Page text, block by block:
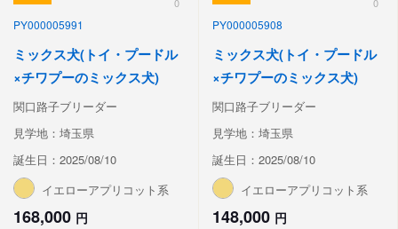
PY000005991
ミックス犬(トイ・プードル
×チワプーのミックス犬)
関口路子ブリーダー
見学地：埼玉県
誕生日：2025/08/10
イエローアプリコット系
168,000 円
PY000005908
ミックス犬(トイ・プードル
×チワプーのミックス犬)
関口路子ブリーダー
見学地：埼玉県
誕生日：2025/08/10
イエローアプリコット系
148,000 円